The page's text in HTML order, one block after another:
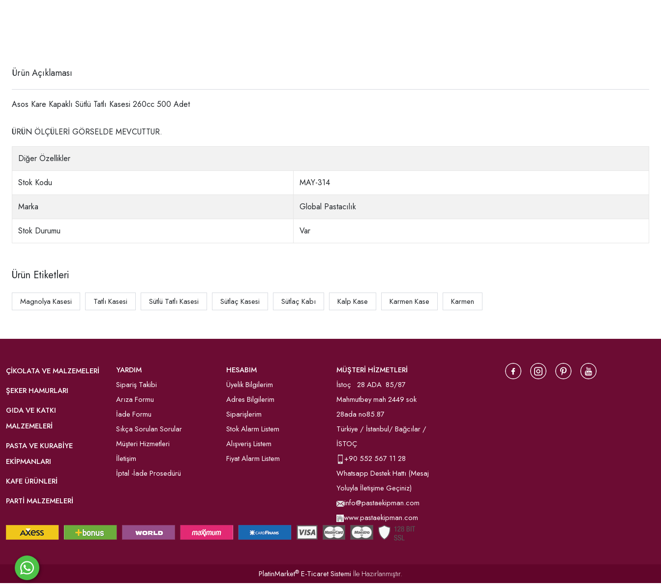
Ürün Açıklaması
Asos Kare Kapaklı Sütlü Tatlı Kasesi 260cc 500 Adet
ÜRÜN ÖLÇÜLERİ GÖRSELDE MEVCUTTUR.
Diğer Özellikler
Stok Kodu MAY-314
Marka Global Pastacılık
Stok Durumu Var
Ürün Etiketleri
Magnolya Kasesi Tatlı Kasesi Sütlü Tatlı Kasesi Sütlaç Kasesi Sütlaç Kabı Kalp Kase Karmen Kase Karmen
ÇIKOLATA VE MALZEMELERI
ŞEKER HAMURLARI
GIDA VE KATKI
MALZEMELERI
PASTA VE KURABIYE
EKIPMANLARI
KAFE ÜRÜNLERI
PARTI MALZEMELERI
YARDIM
Sipariş Takibi
Arıza Formu
İade Formu
Sıkça Sorulan Sorular
Müşteri Hizmetleri
İletişim
İptal -İade Prosedürü
HESABIM
Üyelik Bilgilerim
Adres Bilgilerim
Siparişlerim
Stok Alarm Listem
Alışveriş Listem
Fiyat Alarm Listem
MÜŞTERİ HİZMETLERİ
İstoç 28 ADA 85/87
Mahmutbey mah 2449 sok
28ada no85.87
Türkiye / İstanbul/ Bağcılar /
İSTOÇ
+90 552 567 11 28
Whatsapp Destek Hattı (Mesaj
Yoluyla İletişime Geçiniz)
info@pastaekipman.com
www.pastaekipman.com
PlatinMarket® E-Ticaret Sistemi İle Hazırlanmıştır.